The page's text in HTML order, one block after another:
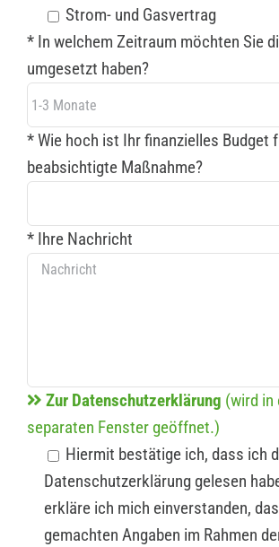
Strom- und Gasvertrag
* In welchem Zeitraum möchten Sie
umgesetzt haben?
* Wie hoch ist Ihr finanzielles Budget
beabsichtigte Maßnahme?
* Ihre Nachricht
Zur Datenschutzerklärung (wird in
separaten Fenster geöffnet.)
Hiermit bestätige ich, dass ich
Datenschutzerklärung gelesen
erkläre ich mich einverstanden,
gemachten Angaben im Rahmen